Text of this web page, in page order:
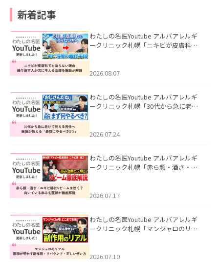
新着記事
わたしの名医Youtube アルバアレルギ
ークリニック札幌「ニキビが皮膚科で
ました。
2026.08.07
わたしの名医Youtube アルバアレルギ
ークリニック札幌「30代から急に老け
た。
2026.07.24
わたしの名医Youtube アルバアレルギ
ークリニック札幌「赤ら顔・酒さ・ニ
した。
2026.07.17
わたしの名医Youtube アルバアレルギ
ークリニック札幌「マンジャロのリア
た。
2026.07.10